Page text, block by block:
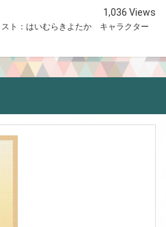
1,036 Views
ト：はいむらきよたか キャラクター